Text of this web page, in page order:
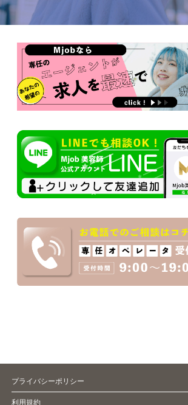
プライバシーポリシー
利用規約